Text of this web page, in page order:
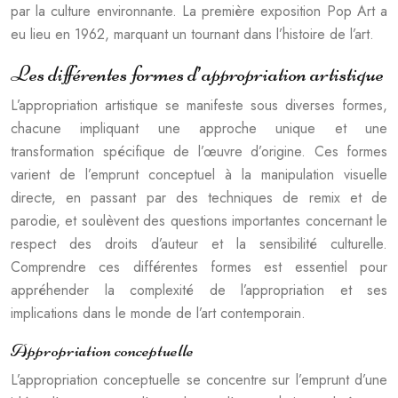
par la culture environnante. La première exposition Pop Art a
eu lieu en 1962, marquant un tournant dans l’histoire de l’art.
Les différentes formes d’appropriation artistique
L’appropriation artistique se manifeste sous diverses formes,
chacune impliquant une approche unique et une
transformation spécifique de l’œuvre d’origine. Ces formes
varient de l’emprunt conceptuel à la manipulation visuelle
directe, en passant par des techniques de remix et de
parodie, et soulèvent des questions importantes concernant le
respect des droits d’auteur et la sensibilité culturelle.
Comprendre ces différentes formes est essentiel pour
appréhender la complexité de l’appropriation et ses
implications dans le monde de l’art contemporain.
Appropriation conceptuelle
L’appropriation conceptuelle se concentre sur l’emprunt d’une